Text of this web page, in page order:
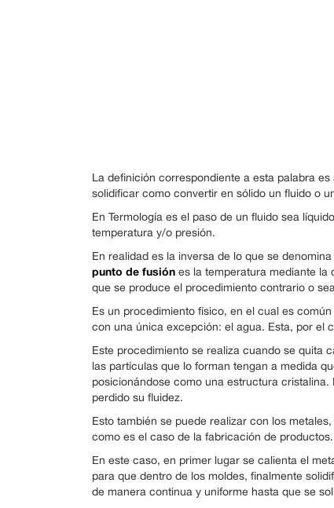
La definición correspondiente a esta palabra
solidificar como convertir en sólido un fluido o
En Termología es el paso de un fluido sea
temperatura y/o presión.
En realidad es la inversa de lo que se
punto de fusión es la temperatura mediante la
que se produce el procedimiento contrario o
Es un procedimiento físico, en el cual es
con una única excepción: el agua. Esta, por el
Este procedimiento se realiza cuando se quita
las partículas que lo forman tengan a medida
posicionándose como una estructura
perdido su fluidez.
Esto también se puede realizar con los
como es el caso de la fabricación de productos.
En este caso, en primer lugar se calienta el
para que dentro de los moldes, finalmente
de manera continua y uniforme hasta que se